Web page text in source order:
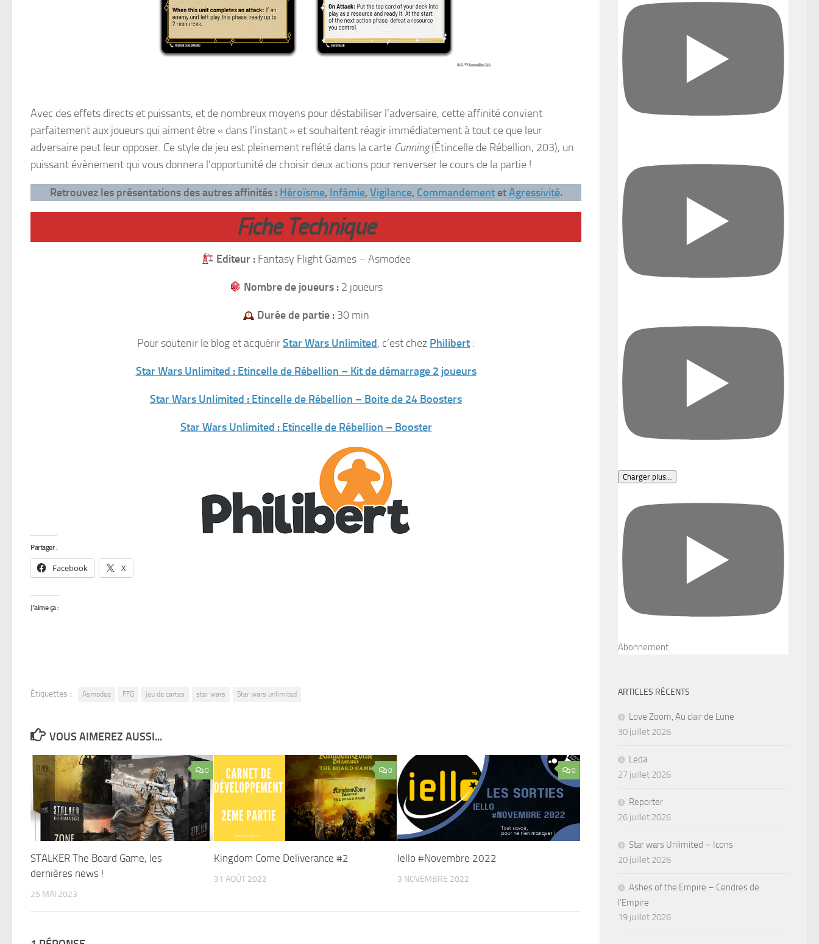
Avec des effets directs et puissants, et de nombreux moyens pour déstabiliser l’adversaire, cette affinité convient
parfaitement aux joueurs qui aiment être « dans l’instant » et souhaitent réagir immédiatement à tout ce que leur
adversaire peut leur opposer. Ce style de jeu est pleinement reflété dans la carte Cunning(Étincelle de Rébellion, 203), un
puissant évènement qui vous donnera l’opportunité de choisir deux actions pour renverser le cours de la partie !
Retrouvez les présentations des autres affinités : Héroïsme, Infâmie,Vigilance, CommandementetAgressivité.
Fiche Technique
Editeur :Fantasy Flight Games – Asmodee
Nombre de joueurs : 2 joueurs
Durée de partie : 30 min
Pour soutenir le blog et acquérirStar Wars Unlimited, c’est chez Philibert :
Star Wars Unlimited : Etincelle de Rébellion – Kit de démarrage 2 joueurs
Star Wars Unlimited : Etincelle de Rébellion – Boite de 24 Boosters
Star Wars Unlimited : Etincelle de Rébellion – Booster
Partager :
Facebook X
J’aime ça :
Étiquettes : Asmodee FFG jeu de cartes star wars Star wars unlimited
VOUS AIMEREZ AUSSI...
0
STALKER The Board Game, les
dernières news !
25 MAI 2023
0
Kingdom Come Deliverance #2
31 AOÛT 2022
0
Iello #Novembre 2022
3 NOVEMBRE 2022
Charger plus…
Abonnement
ARTICLES RÉCENTS
Love Zoom, Au clair de Lune
30 juillet 2026
Leda
27 juillet 2026
Reporter
26 juillet 2026
Star wars Unlimited – Icons
20 juillet 2026
Ashes of the Empire – Cendres de
l’Empire
19 juillet 2026